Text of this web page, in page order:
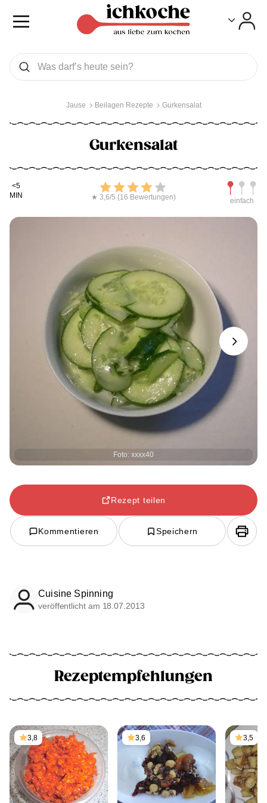
Was wollen Sie suchen
Suchen
Jause Beilagen Rezepte Gurkensalat
Gurkensalat
Kochdauer
<5
MIN
Bewerten
★ 3,6/5 (16 Bewertungen) einfach
Foto: xxxx40
Next
Rezept teilen
Kommentieren Speichern
Cuisine Spinning
veröffentlicht am 18.07.2013
Rezeptempfehlungen
3,8 3,6 3,5